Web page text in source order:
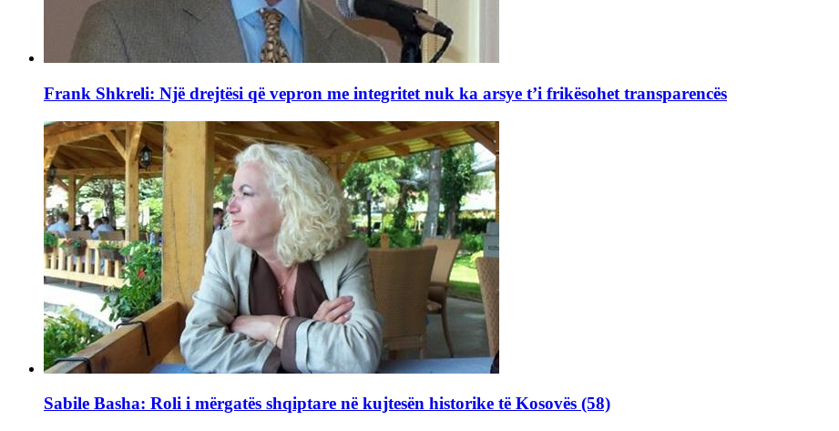
Frank Shkreli: Një drejtësi që vepron me integritet nuk ka arsye t’i frikësohet transparencës
Sabile Basha: Roli i mërgatës shqiptare në kujtesën historike të Kosovës (58)